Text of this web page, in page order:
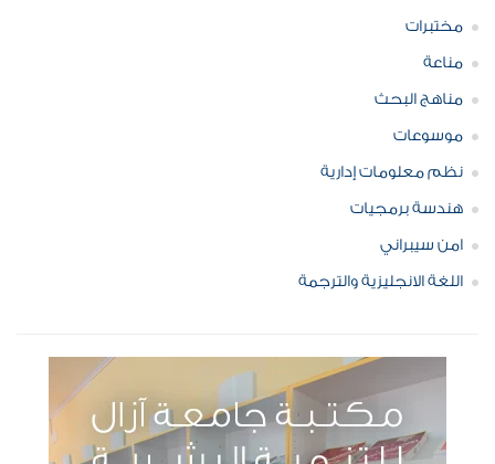
مختبرات
مناعة
مناهج البحث
موسوعات
نظم معلومات إدارية
هندسة برمجيات
امن سيبراني
اللغة الانجليزية والترجمة